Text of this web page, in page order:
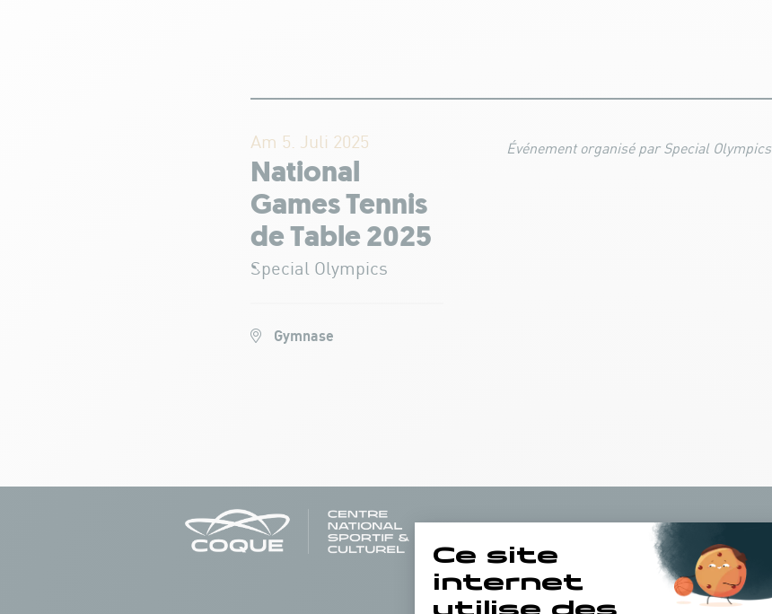
Am 5. Juli 2025
National
Games Tennis
de Table 2025
Special Olympics
Gymnase
Événement organisé par Special Olympics